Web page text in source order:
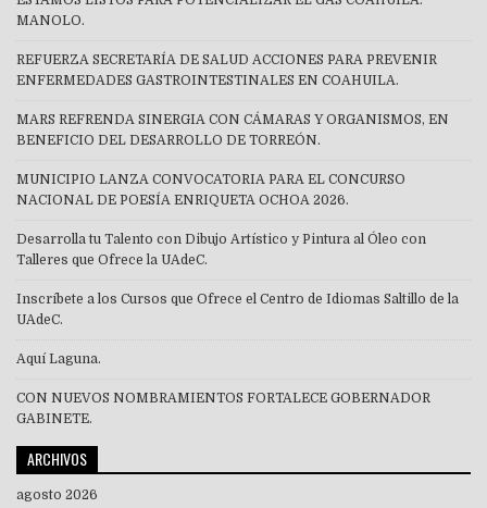
MANOLO.
REFUERZA SECRETARÍA DE SALUD ACCIONES PARA PREVENIR
ENFERMEDADES GASTROINTESTINALES EN COAHUILA.
MARS REFRENDA SINERGIA CON CÁMARAS Y ORGANISMOS, EN
BENEFICIO DEL DESARROLLO DE TORREÓN.
MUNICIPIO LANZA CONVOCATORIA PARA EL CONCURSO
NACIONAL DE POESÍA ENRIQUETA OCHOA 2026.
Desarrolla tu Talento con Dibujo Artístico y Pintura al Óleo con
Talleres que Ofrece la UAdeC.
Inscríbete a los Cursos que Ofrece el Centro de Idiomas Saltillo de la
UAdeC.
Aquí Laguna.
CON NUEVOS NOMBRAMIENTOS FORTALECE GOBERNADOR
GABINETE.
ARCHIVOS
agosto 2026